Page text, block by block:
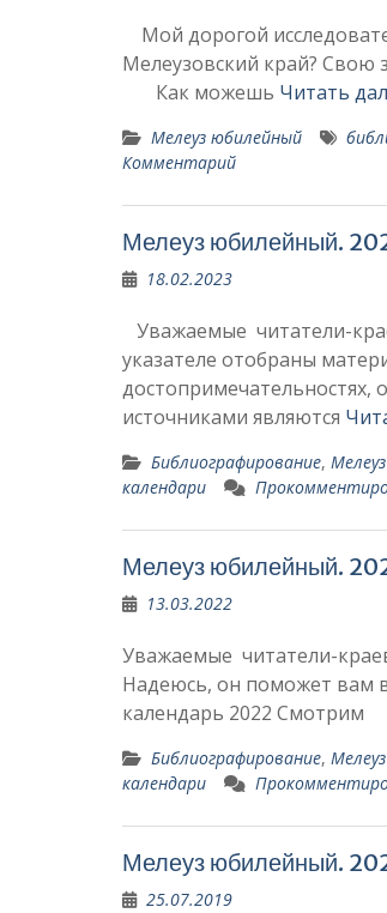
Мой дорогой
Мелеузовский край? Свою
Как можешь Читать
Мелеуз юбилейный
Комментарий
Мелеуз юбилейный.
18.02.2023
Уважаемые читатели-
указателе отобраны
источниками являются
Библиографирование,
календари
Мелеуз юбилейный.
13.03.2022
Уважаемые читатели-
Надеюсь, он поможет вам
календарь 2022 Смотрим
Библиографирование,
календари
Мелеуз юбилейный.
25.07.2019